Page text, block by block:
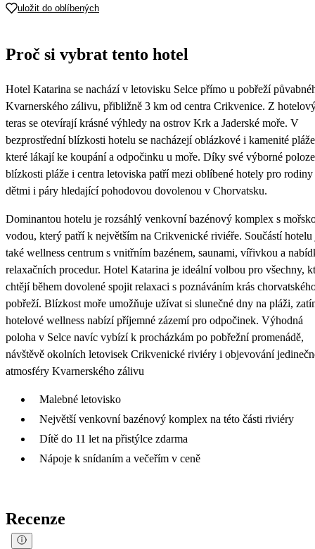
uložit do oblíbených
Proč si vybrat tento hotel
Hotel Katarina se nachází v letovisku Selce přímo u pobřeží
Kvarnerského zálivu, přibližně 3 km od centra Crikvenice. Z
teras se otevírají krásné výhledy na ostrov Krk a Jaderské moře. V
bezprostřední blízkosti hotelu se nacházejí oblázkové i kamenité
které lákají ke koupání a odpočinku u moře. Díky své výborné
blízkosti pláže i centra letoviska patří mezi oblíbené hotely pro rodiny
dětmi i páry hledající pohodovou dovolenou v Chorvatsku.
Dominantou hotelu je rozsáhlý venkovní bazénový komplex s
vodou, který patří k největším na Crikvenické riviéře. Součástí hotelu
také wellness centrum s vnitřním bazénem, saunami, vířivkou a
relaxačních procedur. Hotel Katarina je ideální volbou pro všechny,
chtějí během dovolené spojit relaxaci s poznáváním krás
pobřeží. Blízkost moře umožňuje užívat si slunečné dny na pláži,
hotelové wellness nabízí příjemné zázemí pro odpočinek. Výhodná
poloha v Selce navíc vybízí k procházkám po pobřežní promenádě,
návštěvě okolních letovisek Crikvenické riviéry i objevování
atmosféry Kvarnerského zálivu
Malebné letovisko
Největší venkovní bazénový komplex na této části riviéry
Dítě do 11 let na přistýlce zdarma
Nápoje k snídaním a večeřím v ceně
Recenze